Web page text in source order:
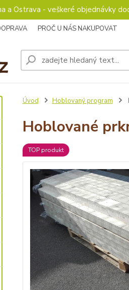
a Ostrava - veškeré objednávky
PROČ U NÁS NAKUPOVAT
Úvod Hoblovaný program
Hoblované
TOP produkt